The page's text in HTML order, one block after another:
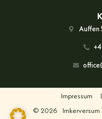
Auffen
Impressum
© 2026 Imkerversum